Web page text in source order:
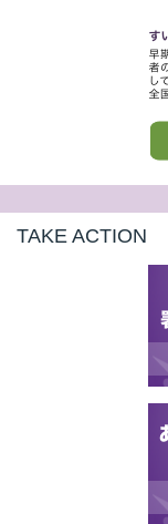
TAKE ACTION